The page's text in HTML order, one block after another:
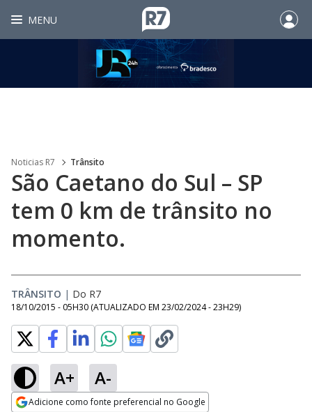
MENU
Noticias R7 Trânsito
São Caetano do Sul – SP
tem 0 km de trânsito no
momento.
TRÂNSITO | Do R7
18/10/2015 - 05H30 (ATUALIZADO EM 23/02/2024 - 23H29)
A+ A-
Adicione como fonte preferencial no Google